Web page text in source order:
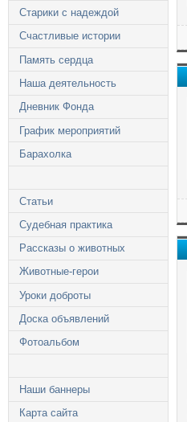
Старики с надеждой
Счастливые истории
Память сердца
Наша деятельность
Дневник Фонда
График мероприятий
Барахолка
Статьи
Судебная практика
Рассказы о животных
Животные-герои
Уроки доброты
Доска объявлений
Фотоальбом
Наши баннеры
Карта сайта